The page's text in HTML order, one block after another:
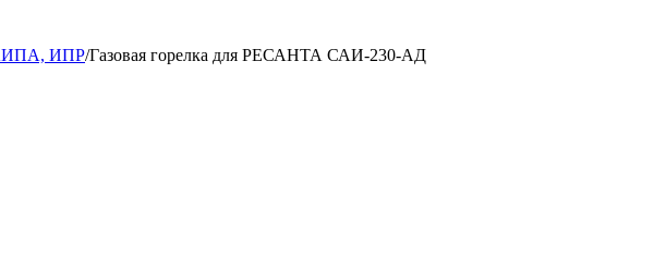
ИПР/Газовая горелка для РЕСАНТА САИ-230-АД